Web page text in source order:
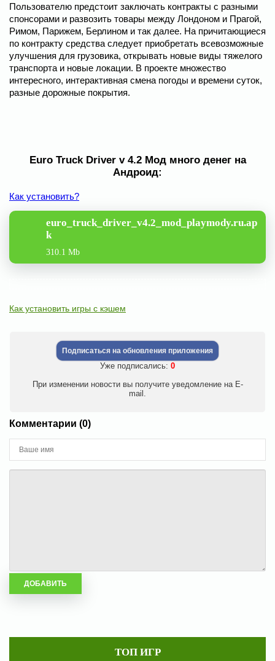
Пользователю предстоит заключать контракты с разными
спонсорами и развозить товары между Лондоном и Прагой,
Римом, Парижем, Берлином и так далее. На причитающиеся
по контракту средства следует приобретать всевозможные
улучшения для грузовика, открывать новые виды тяжелого
транспорта и новые локации. В проекте множество
интересного, интерактивная смена погоды и времени суток,
разные дорожные покрытия.
Euro Truck Driver v 4.2 Мод много денег на
Андроид:
Как установить?
euro_truck_driver_v4.2_mod_playmody.ru.ap
k
310.1 Mb
Как установить игры с кэшем
Подписаться на обновления приложения
Уже подписались: 0
При изменении новости вы получите уведомление на E-
mail.
Комментарии (0)
ТОП ИГР